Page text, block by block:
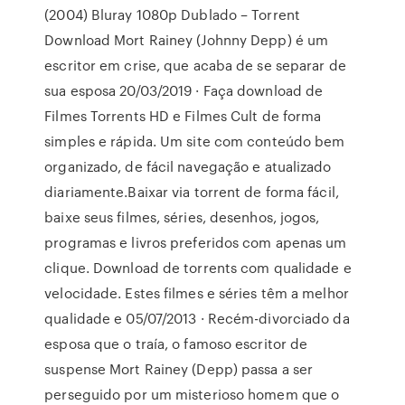
(2004) Bluray 1080p Dublado – Torrent
Download Mort Rainey (Johnny Depp) é um
escritor em crise, que acaba de se separar de
sua esposa 20/03/2019 · Faça download de
Filmes Torrents HD e Filmes Cult de forma
simples e rápida. Um site com conteúdo bem
organizado, de fácil navegação e atualizado
diariamente.Baixar via torrent de forma fácil,
baixe seus filmes, séries, desenhos, jogos,
programas e livros preferidos com apenas um
clique. Download de torrents com qualidade e
velocidade. Estes filmes e séries têm a melhor
qualidade e 05/07/2013 · Recém-divorciado da
esposa que o traía, o famoso escritor de
suspense Mort Rainey (Depp) passa a ser
perseguido por um misterioso homem que o